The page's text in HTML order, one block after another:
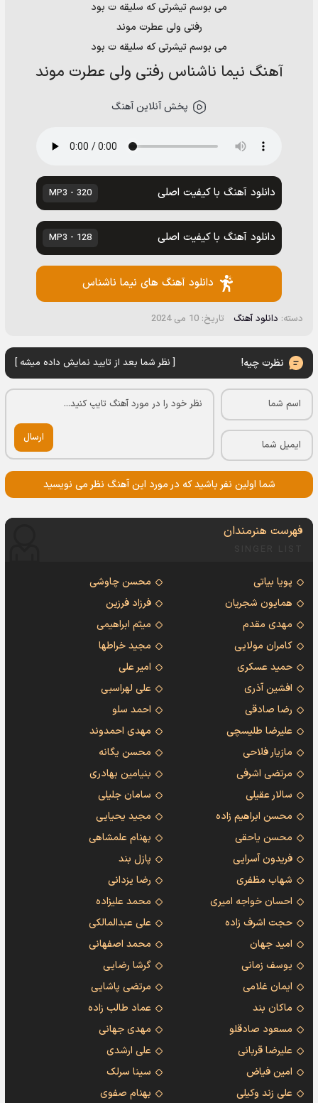
می بوسم تیشرتی که سلیقه ت بود
رفتی ولی عطرت موند
می بوسم تیشرتی که سلیقه ت بود
آهنگ نیما ناشناس رفتی ولی عطرت موند
پخش آنلاین آهنگ
دانلود آهنگ با کیفیت اصلی 320 - MP3
دانلود آهنگ با کیفیت اصلی 128 - MP3
دانلود آهنگ های نیما ناشناس
دسته: دانلود آهنگ تاریخ: 10 می 2024
نظرت چیه! [ نظر شما بعد از تایید نمایش داده میشه ]
ارسال
شما اولین نفر باشید که در مورد این آهنگ نظر می نویسید
فهرست هنرمندان
پویا بیاتی
محسن چاوشی
همایون شجریان
فرزاد فرزین
مهدی مقدم
میثم ابراهیمی
کامران مولایی
مجید خراطها
حمید عسکری
امیر علی
افشین آذری
علی لهراسبی
رضا صادقی
احمد سلو
علیرضا طلیسچی
مهدی احمدوند
مازیار فلاحی
محسن یگانه
مرتضی اشرفی
بنیامین بهادری
سالار عقیلی
سامان جلیلی
محسن ابراهیم زاده
مجید یحیایی
محسن یاحقی
بهنام علمشاهی
فریدون آسرایی
پازل بند
شهاب مظفری
رضا یزدانی
احسان خواجه امیری
محمد علیزاده
حجت اشرف زاده
علی عبدالمالکی
امید جهان
محمد اصفهانی
یوسف زمانی
گرشا رضایی
ایمان غلامی
مرتضی پاشایی
ماکان بند
عماد طالب زاده
مسعود صادقلو
مهدی جهانی
علیرضا قربانی
علی ارشدی
امین فیاض
سینا سرلک
علی زند وکیلی
بهنام صفوی